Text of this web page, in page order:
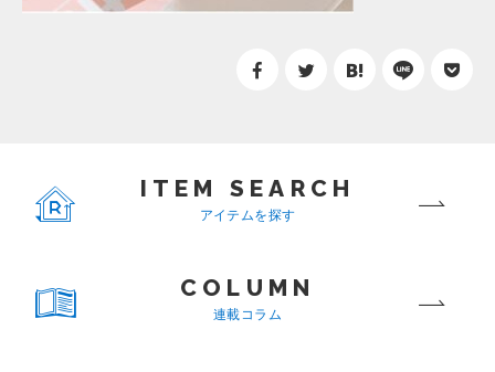
ITEM SEARCH
アイテムを探す
COLUMN
連載コラム